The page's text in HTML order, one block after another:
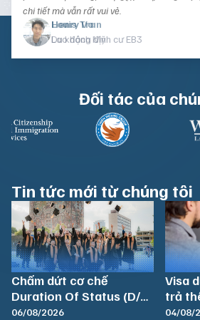
chi tiết mà vẫn rất vui vẻ.
Christine Nguyen
Sinh viên du học Mỹ
Louis Tran
Du khách Mỹ
Henry Vo
Lao động định cư EB3
Đối tác của
Tin tức mới từ chúng tôi
Chấm dứt cơ chế
Duration Of Status (D/S)
đối với du học sinh từ
06/08/2026
Visa
trả
được
04/08/